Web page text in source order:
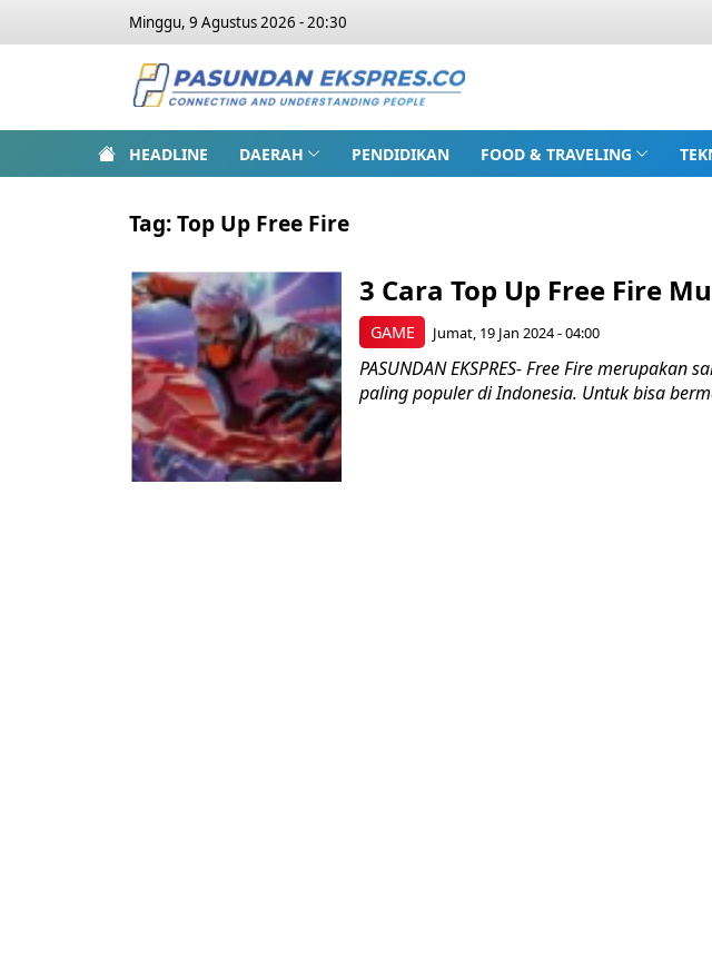
Minggu, 9 Agustus 2026 - 20:30
HEADLINE DAERAH PENDIDIKAN FOOD & TRAVELING
Tag:Top Up Free Fire
GAME
3 Cara Top Up Free Fire
Jumat, 19 Jan 2024 - 04:00
PASUNDAN EKSPRES- Free Fire merupakan
paling populer di Indonesia. Untuk bisa